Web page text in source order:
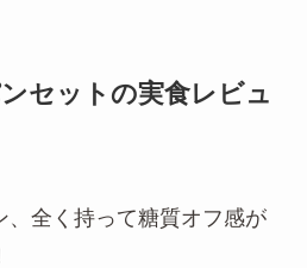
セットの実食レビュ
、全く持って糖質オフ感が